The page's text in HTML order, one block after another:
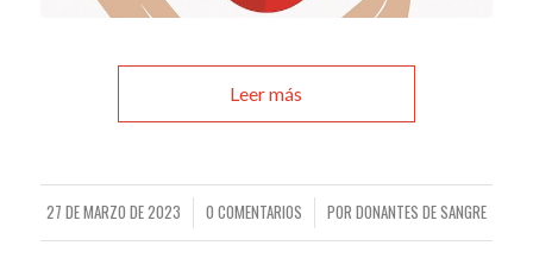
Leer más
27 DE MARZO DE 2023
/ 0 COMENTARIOS
/ POR DONANTES DE SANGRE